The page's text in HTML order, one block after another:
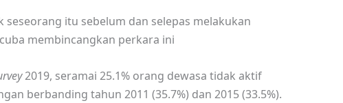
itu sebelum dan selepas melakukan
membincangkan perkara ini
2019, seramai 25.1% orang dewasa tidak aktif
berbanding tahun 2011 (35.7%) dan 2015 (33.5%).